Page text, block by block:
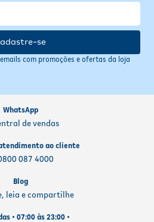
com promoções e ofertas da loja
se
WhatsApp
de vendas
ao cliente
087 4000
Blog
leia e compartilhe
• 07:00 às 23:00 •